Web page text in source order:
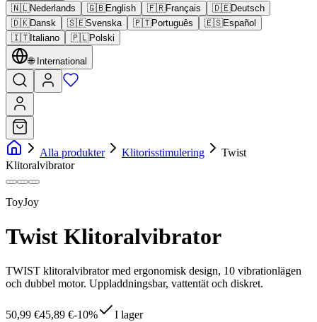
🇳🇱Nederlands 🇬🇧English 🇫🇷Français 🇩🇪Deutsch
🇩🇰Dansk 🇸🇪Svenska 🇵🇹Português 🇪🇸Español
🇮🇹Italiano 🇵🇱Polski
🌐 International
Alla produkter Klitorisstimulering
Twist
Klitoralvibrator
ToyJoy
Twist Klitoralvibrator
TWIST klitoralvibrator med ergonomisk design, 10 vibrationlägen
och dubbel motor. Uppladdningsbar, vattentät och diskret.
50,99 €45,89 €-10% I lager